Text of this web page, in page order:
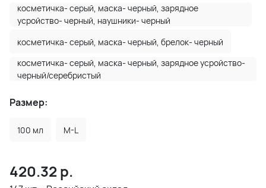
косметичка- серый, маска- черный, зарядное
усройство- черный, наушники- черный
косметичка- серый, маска- черный, брелок- черный
косметичка- серый, маска- черный, зарядное усройство-
черный/серебристый
Размер:
100 мл M-L
420.32 р.